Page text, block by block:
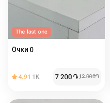
The last one
Очки 0
4.91 1K 7 200֏12 000֏